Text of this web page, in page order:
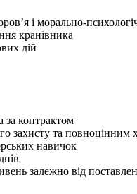
і морально-
кранівника
дій
за контрактом
захисту та повноцінним
навичок
залежно від